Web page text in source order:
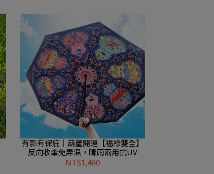
有影有保庇｜葫蘆開運【福祿雙全】
反向收傘免弄濕，晴雨兩用抗UV
NT$1,480